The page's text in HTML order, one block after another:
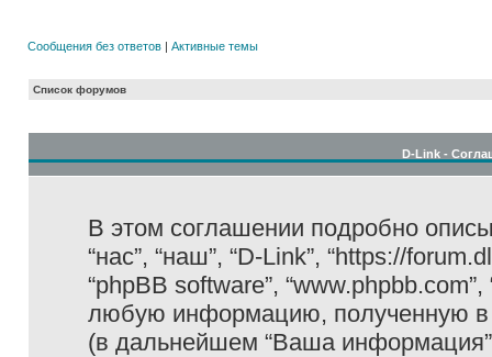
Сообщения без ответов | Активные темы
Список форумов
D-Link -
В этом соглашении подробно
“нас”, “наш”, “D-Link”, “https://
“phpBB software”,
любую информацию, полученную в
(в дальнейшем “Ваша